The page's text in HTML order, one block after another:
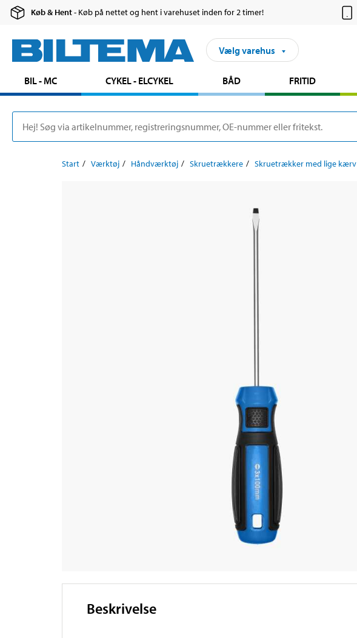
Køb & Hent- Køb på nettet og hent i varehuset inden for 2 timer!
Vælg varehus
BIL - MC CYKEL - ELCYKEL BÅD FRITID
Start Værktøj Håndværktøj Skruetrækkere Skruetrækker med lige kærv
Beskrivelse